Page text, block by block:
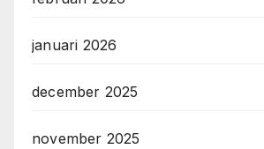
januari 2026
december 2025
november 2025